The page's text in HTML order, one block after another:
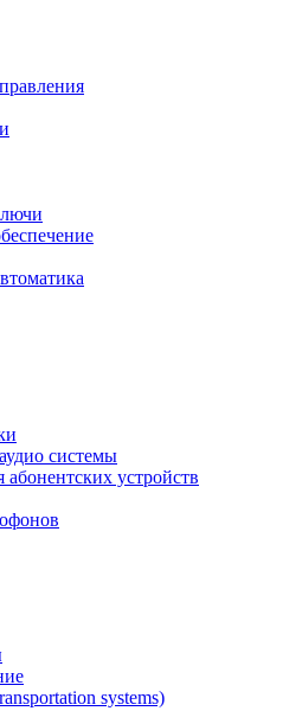
системы
абонентских устройств
systems)